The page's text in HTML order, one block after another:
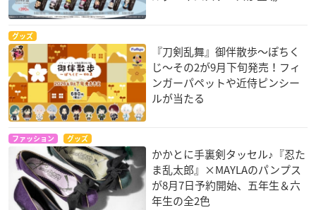
グッズ
『刀剣乱舞』御伴散歩～ぽちく
じ～その2が9月下旬発売！フィ
ンガーパペットや近侍ピンシー
ルが当たる
ファッション グッズ
かかとに手裏剣タッセル♪『忍た
ま乱太郎』×MAYLAのパンプス
が8月7日予約開始、五年生＆六
年生の全2色